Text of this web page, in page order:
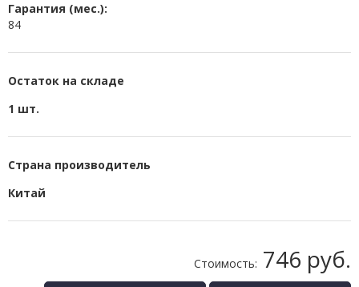
Гарантия (мес.):
84
Остаток на складе
1 шт.
Страна производитель
Китай
Стоимость: 746 руб.